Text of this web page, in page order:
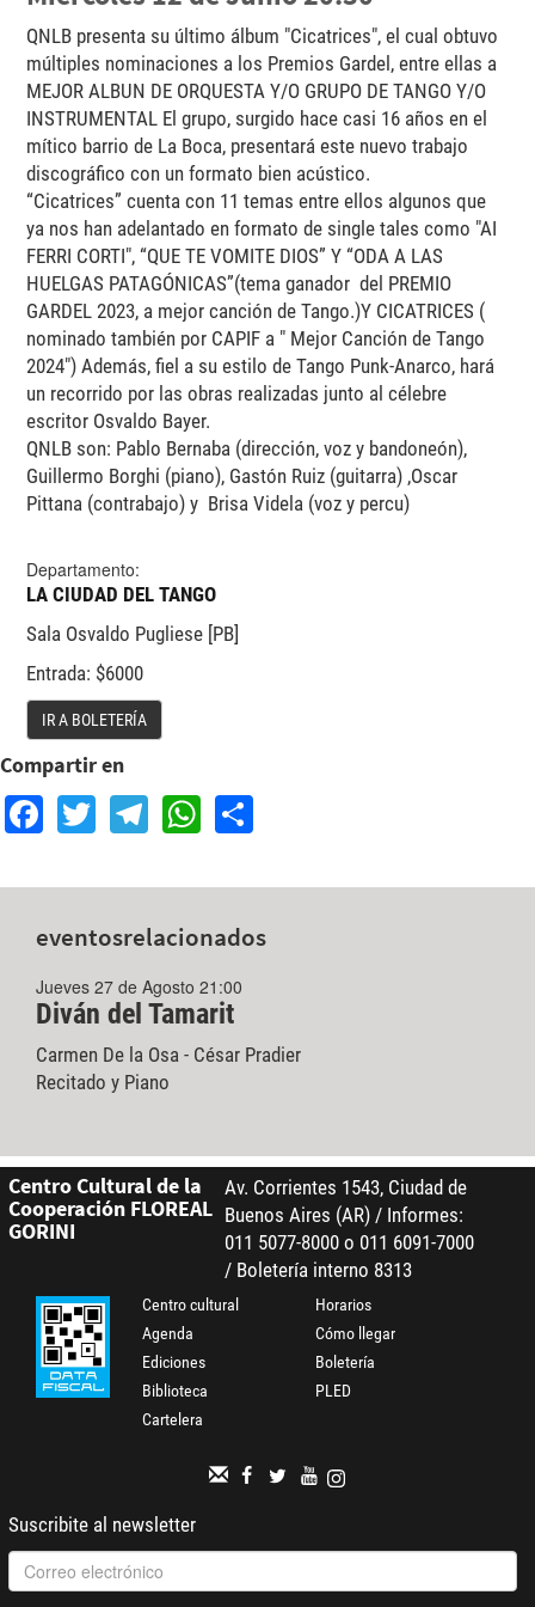
QNLB presenta su último álbum "Cicatrices", el cual obtuvo
múltiples nominaciones a los Premios Gardel, entre ellas a
MEJOR ALBUN DE ORQUESTA Y/O GRUPO DE TANGO Y/O
INSTRUMENTAL El grupo, surgido hace casi 16 años en el
mítico barrio de La Boca, presentará este nuevo trabajo
discográfico con un formato bien acústico.
“Cicatrices” cuenta con 11 temas entre ellos algunos que
ya nos han adelantado en formato de single tales como "AI
FERRI CORTI", “QUE TE VOMITE DIOS” Y “ODA A LAS
HUELGAS PATAGÓNICAS”(tema ganador del PREMIO
GARDEL 2023, a mejor canción de Tango.)Y CICATRICES (
nominado también por CAPIF a " Mejor Canción de Tango
2024") Además, fiel a su estilo de Tango Punk-Anarco, hará
un recorrido por las obras realizadas junto al célebre
escritor Osvaldo Bayer.
QNLB son: Pablo Bernaba (dirección, voz y bandoneón),
Guillermo Borghi (piano), Gastón Ruiz (guitarra) ,Oscar
Pittana (contrabajo) y Brisa Videla (voz y percu)
Departamento:
LA CIUDAD DEL TANGO
Sala Osvaldo Pugliese [PB]
Entrada: $6000
IR A BOLETERÍA
Compartir en
Facebook
TwitterTelegram
WhatsApp
eventosrelacionados
Jueves 27 de Agosto 21:00
Diván del Tamarit
Carmen De la Osa - César Pradier
Recitado y Piano
Centro Cultural de la
Cooperación FLOREAL
GORINI
Av. Corrientes 1543, Ciudad de
Buenos Aires (AR) / Informes:
011 5077-8000 o 011 6091-7000
/ Boletería interno 8313
Centro cultural
Agenda
Ediciones
Biblioteca
Cartelera
Horarios
Cómo llegar
Boletería
PLED
Suscribite al newsletter